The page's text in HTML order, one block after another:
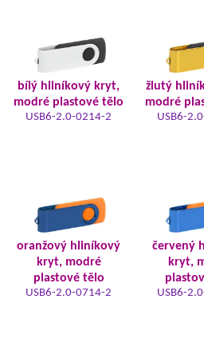
bílý hliníkový kryt,
modré plastové tělo
USB6-2.0-0214-2
žlutý
modré
USB6-
oranžový hliníkový
kryt, modré
plastové tělo
USB6-2.0-0714-2
červený
kryt,
USB6-